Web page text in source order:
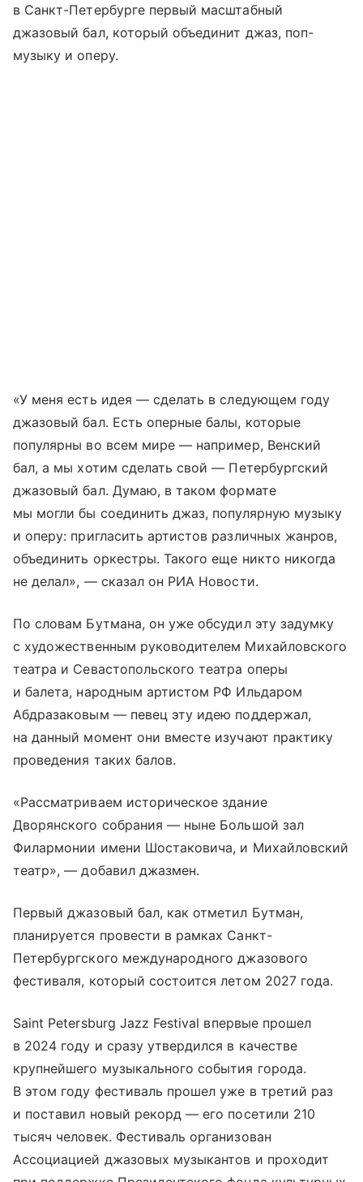
в Санкт-Петербурге первый масштабный
джазовый бал, который объединит джаз, поп-
музыку и оперу.
«У меня есть идея — сделать в следующем году
джазовый бал. Есть оперные балы, которые
популярны во всем мире — например, Венский
бал, а мы хотим сделать свой — Петербургский
джазовый бал. Думаю, в таком формате
мы могли бы соединить джаз, популярную музыку
и оперу: пригласить артистов различных жанров,
объединить оркестры. Такого еще никто никогда
не делал», — сказал он РИА Новости.
По словам Бутмана, он уже обсудил эту задумку
с художественным руководителем Михайловского
театра и Севастопольского театра оперы
и балета, народным артистом РФ Ильдаром
Абдразаковым — певец эту идею поддержал,
на данный момент они вместе изучают практику
проведения таких балов.
«Рассматриваем историческое здание
Дворянского собрания — ныне Большой зал
Филармонии имени Шостаковича, и Михайловский
театр», — добавил джазмен.
Первый джазовый бал, как отметил Бутман,
планируется провести в рамках Санкт-
Петербургского международного джазового
фестиваля, который состоится летом 2027 года.
Saint Petersburg Jazz Festival впервые прошел
в 2024 году и сразу утвердился в качестве
крупнейшего музыкального события города.
В этом году фестиваль прошел уже в третий раз
и поставил новый рекорд — его посетили 210
тысяч человек. Фестиваль организован
Ассоциацией джазовых музыкантов и проходит